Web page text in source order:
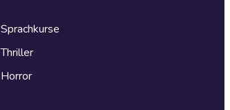
Sprachkurse
Thriller
Horror